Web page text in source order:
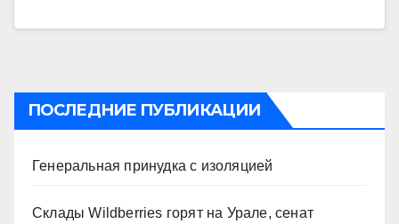
ПОСЛЕДНИЕ ПУБЛИКАЦИИ
Генеральная принудка с изоляцией
Склады Wildberries горят на Урале, сенат